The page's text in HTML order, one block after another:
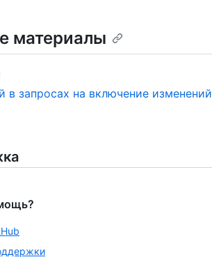
материалы
в запросах на включение изменений